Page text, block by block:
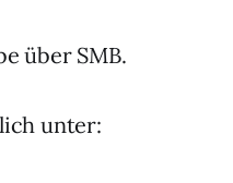
über SMB.
unter: